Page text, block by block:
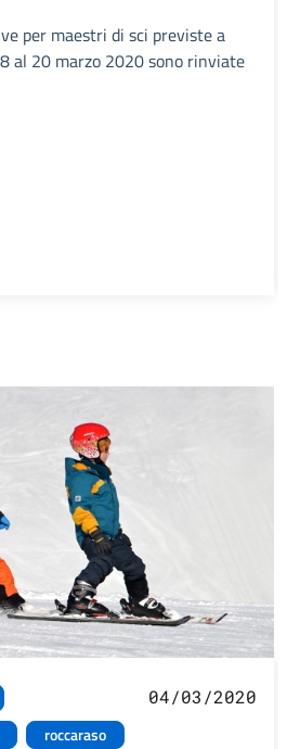
per maestri di sci previste a
al 20 marzo 2020 sono rinviate
roccaraso
04/03/2020